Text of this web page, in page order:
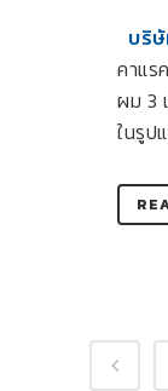
บริ
คาแร
ผม 3
ในรูป